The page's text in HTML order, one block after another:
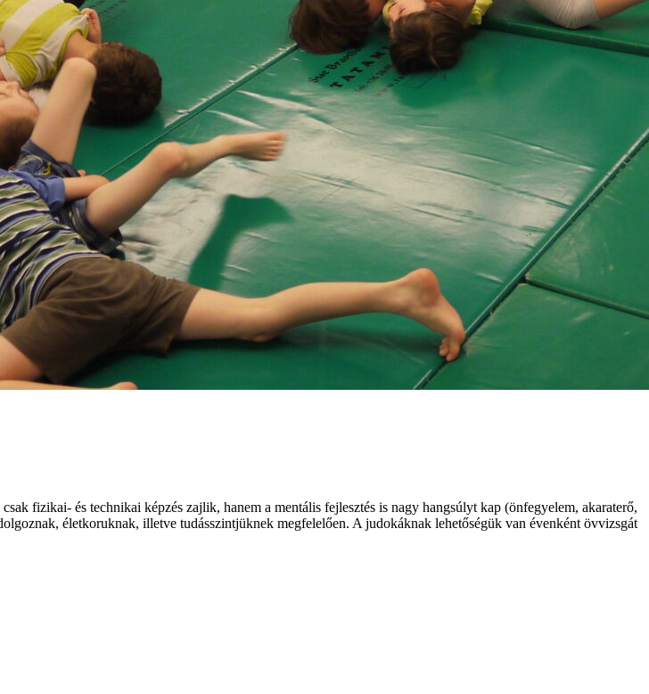
fizikai- és technikai képzés zajlik, hanem a mentális fejlesztés is nagy hangsúlyt kap (önfegyelem, akaraterő,
életkoruknak, illetve tudásszintjüknek megfelelően. A judokáknak lehetőségük van évenként övvizsgát